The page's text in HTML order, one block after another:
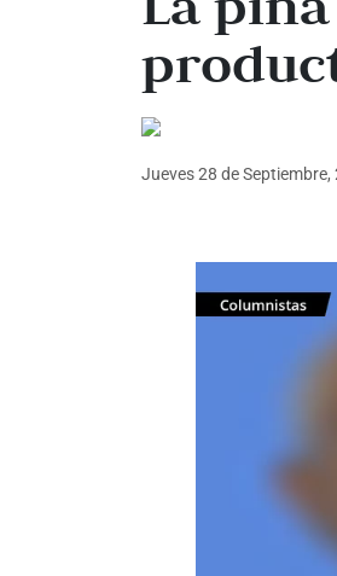
Jueves 28 deSeptiembre,